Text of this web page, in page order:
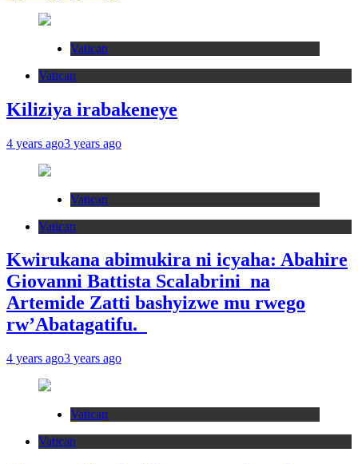
Vatican
Vatican
Kiliziya irabakeneye
4 years ago3 years ago
Vatican
Vatican
Kwirukana abimukira ni icyaha: Abahire
Giovanni Battista Scalabrini na
Artemide Zatti bashyizwe mu rwego
rw’Abatagatifu.
4 years ago3 years ago
Vatican
Vatican